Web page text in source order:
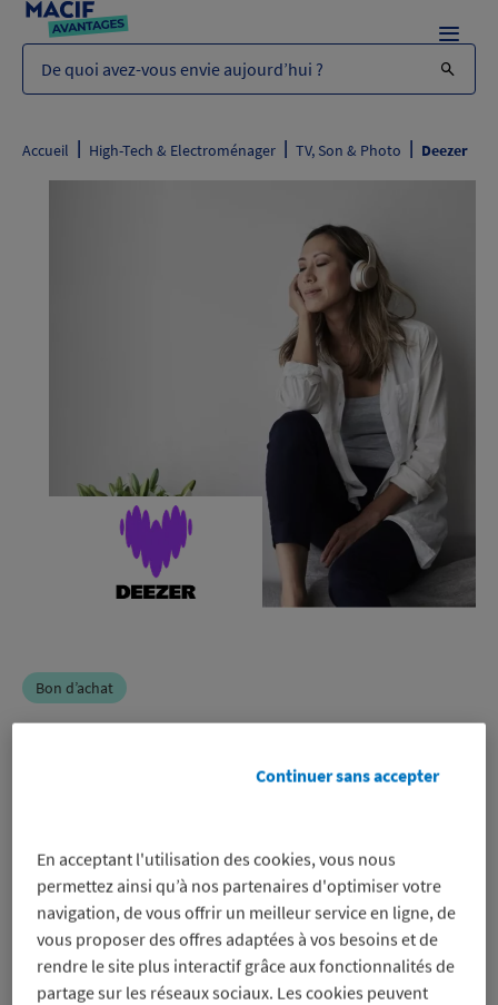
De quoi avez-vous envie aujourd’hui ?
Menu
Accueil | High-Tech & Electroménager | TV, Son & Photo | Deezer
Bon d’achat
sur un bon d’achat Deezer pour
régler vos abonnements, même sur
les promos
Voir les conditions
Profitez de l’offre Premium
En acceptant l'utilisation des cookies, vous nous
permettez ainsi qu’à nos partenaires d'optimiser votre
navigation, de vous offrir un meilleur service en ligne, de
vous proposer des offres adaptées à vos besoins et de
rendre le site plus interactif grâce aux fonctionnalités de
partage sur les réseaux sociaux. Les cookies peuvent
Continuer sans accepter